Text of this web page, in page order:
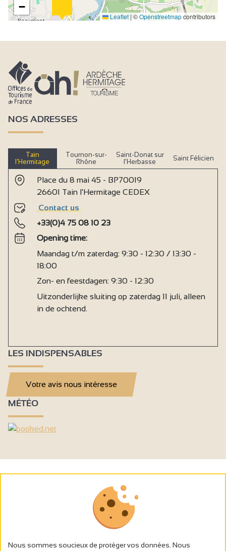
−
Leaflet |©Openstreetmapcontributors
NOS ADRESSES
Tain
l’Hermitage
Tournon-sur-
Rhône
Saint-Donat sur
l’Herbasse
Saint Félicien
Place du 8 mai 45 - BP70019
26601 Tain l'Hermitage CEDEX
Contact us
+33(0)4 75 08 10 23
Opening time:
Maandag t/m zaterdag: 9:30 - 12:30 / 13:30 -
18:00
Zon- en feestdagen: 9:30 - 12:30
Uitzonderlijke sluiting op zaterdag 11 juli, alleen
in de ochtend.
LES INDISPENSABLES
Votre avis nous intéresse
MÉTÉO
Nous sommes soucieux de protéger vos données. Nous